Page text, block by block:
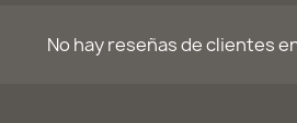
No hay reseñas de clientes